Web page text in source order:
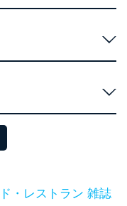
ない形で取得した
ー教育など応対品
るカスタマーQ＆A
る商品、サービ
ン等の広告に関す
・レストラン 雑誌